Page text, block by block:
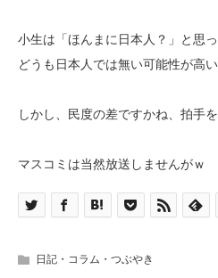
小生は「ほんまに日本人？」と思
どうも日本人では無い可能性が高
しかし、民度の差ですかね、拍手
マスコミは当然放送しませんがｗ
日記・コラム・つぶやき